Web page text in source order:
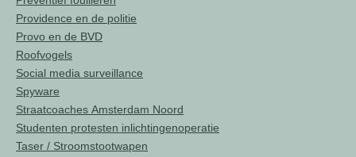
Providence en de politie
Provo en de BVD
Roofvogels
Social media surveillance
Spyware
Straatcoaches Amsterdam Noord
Studenten protesten inlichtingenoperatie
Taser / Stroomstootwapen